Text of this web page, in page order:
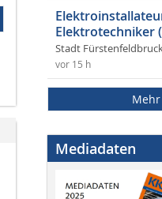
Elektrotechniker
Stadt
vor 15 h
Mediadaten